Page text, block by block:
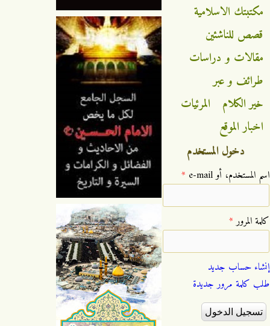
مكتبتك الاسلامية
قصص للناشئين
مقالات و دراسات
طرائف و عبر
خير الكلام
المرئيات
اخبار الموقع
دخول المستخدم
‏اسم المستخدم، أو e-mail ‏ *
‏كلمة المرور ‏*
إنشاء حساب جديد
طلب كلمة مرور جديدة